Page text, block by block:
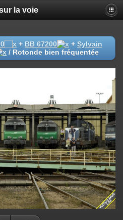
la voie
+ BB 67200 + Sylvain
/ Rotonde bien fréquentée